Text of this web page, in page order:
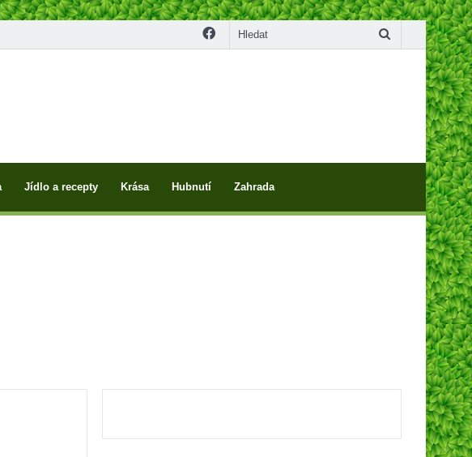
Facebook
Jídlo a recepty Krása Hubnutí Zahrada